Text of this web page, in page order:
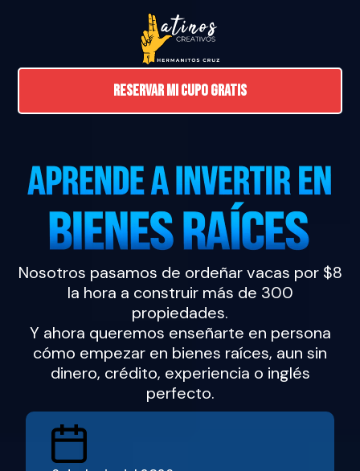
reservar mi cupo gratis
Nosotros pasamos de ordeñar vacas por $8
la hora a construir más de 300
propiedades.
Y ahora queremos enseñarte en persona
cómo empezar en bienes raíces, aun sin
dinero, crédito, experiencia o inglés
perfecto.